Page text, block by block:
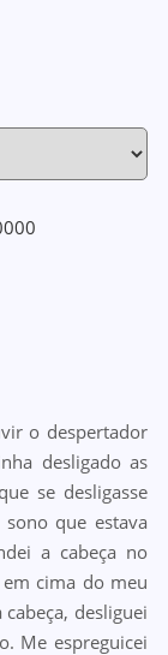
o despertador
desligado as
se desligasse
que estava
a cabeça no
cima do meu
desliguei
Me espreguicei